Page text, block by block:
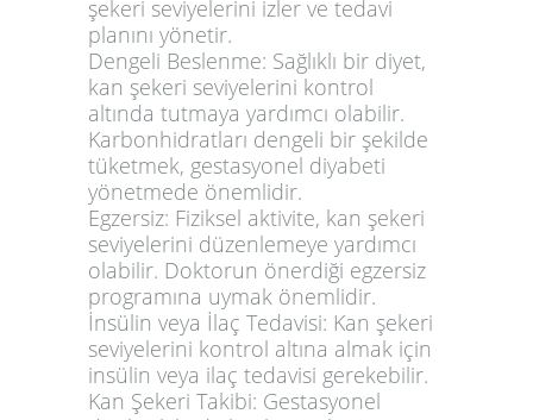
şekeri seviyelerini izler ve tedavi
planını yönetir.
Dengeli Beslenme: Sağlıklı bir diyet,
kan şekeri seviyelerini kontrol
altında tutmaya yardımcı olabilir.
Karbonhidratları dengeli bir şekilde
tüketmek, gestasyonel diyabeti
yönetmede önemlidir.
Egzersiz: Fiziksel aktivite, kan şekeri
seviyelerini düzenlemeye yardımcı
olabilir. Doktorun önerdiği egzersiz
programına uymak önemlidir.
İnsülin veya İlaç Tedavisi: Kan şekeri
seviyelerini kontrol altına almak için
insülin veya ilaç tedavisi gerekebilir.
Kan Şekeri Takibi: Gestasyonel